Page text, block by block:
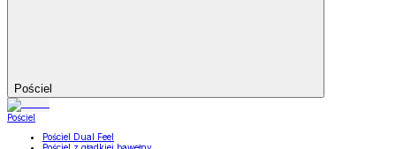
Pościel
Pościel
Pościel Dual Feel